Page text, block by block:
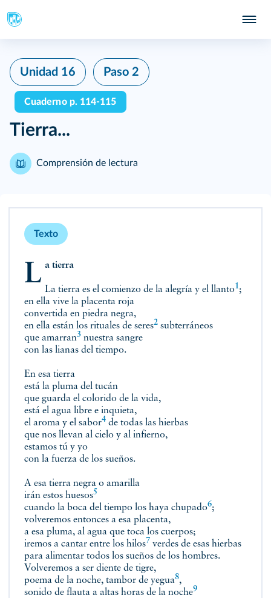
Unidad 16 Paso 2
Cuaderno p. 114-115
Tierra...
Comprensión de lectura
Texto
La tierra
La tierra es el comienzo de la alegría y el llanto1;
en ella vive la placenta roja
convertida en piedra negra,
en ella están los rituales de seres2 subterráneos
que amarran3 nuestra sangre
con las lianas del tiempo.
En esa tierra
está la pluma del tucán
que guarda el colorido de la vida,
está el agua libre e inquieta,
el aroma y el sabor4 de todas las hierbas
que nos llevan al cielo y al infierno,
estamos tú y yo
con la fuerza de los sueños.
A esa tierra negra o amarilla
irán estos huesos5
cuando la boca del tiempo los haya chupado6;
volveremos entonces a esa placenta,
a esa pluma, al agua que toca los cuerpos;
iremos a cantar entre los hilos7 verdes de esas hierbas
para alimentar todos los sueños de los hombres.
Volveremos a ser diente de tigre,
poema de la noche, tambor de yegua8,
sonido de flauta a altas horas de la noche9